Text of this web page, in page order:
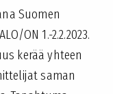
Suomen
ON 1.-2.2.2023.
kerää yhteen
saman